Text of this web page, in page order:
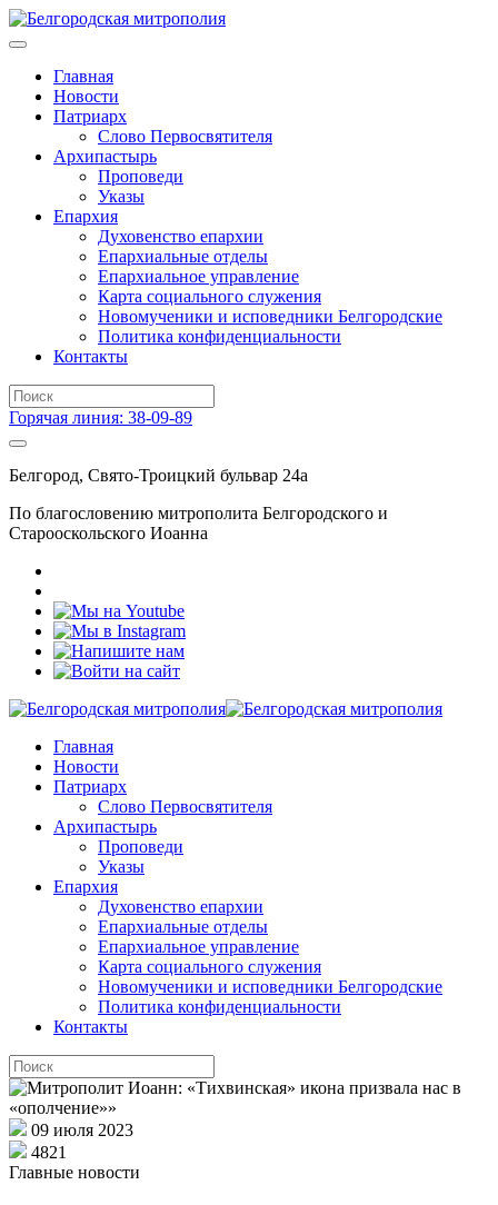
Главная
Новости
Патриарх
Слово Первосвятителя
Архипастырь
Проповеди
Указы
Епархия
Духовенство епархии
Епархиальные отделы
Епархиальное управление
Карта социального служения
Новомученики и исповедники Белгородские
Политика конфиденциальности
Контакты
Горячая линия: 38-09-89
Белгород, Свято-Троицкий бульвар 24а
По благословению митрополита Белгородского и
Старооскольского Иоанна
Главная
Новости
Патриарх
Слово Первосвятителя
Архипастырь
Проповеди
Указы
Епархия
Духовенство епархии
Епархиальные отделы
Епархиальное управление
Карта социального служения
Новомученики и исповедники Белгородские
Политика конфиденциальности
Контакты
09 июля 2023
4821
Главные новости